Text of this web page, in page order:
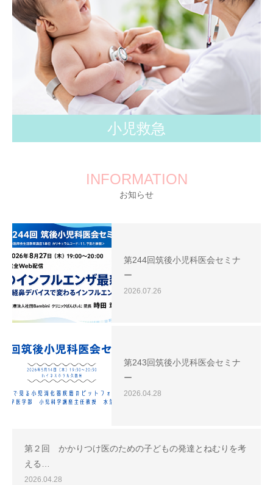
小児救急
INFORMATION
お知らせ
第244回筑後小児科医会セミナ
ー
2026.07.26
第243回筑後小児科医会セミナ
ー
2026.04.28
第２回 かかりつけ医のための子どもの発達とねむりを考
える…
2026.04.28